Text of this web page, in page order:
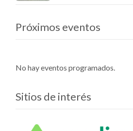
Próximos eventos
No hay eventos programados.
Sitios de interés